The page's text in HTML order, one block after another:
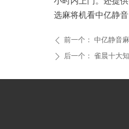
ꄴ 前一个： 中亿静音
ꄲ 后一个： 雀晨十大
选麻将机看中亿静